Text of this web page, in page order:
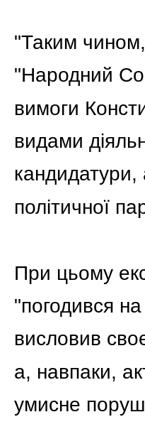
"Таким
"Народний
вимоги
видами
кандидатури,
політичної
При цьому
"погодився
висловив
а, навпаки,
умисне